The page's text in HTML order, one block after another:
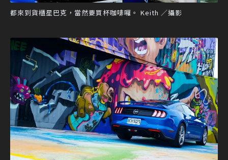
都來到貨櫃星巴克，當然要買杯咖啡囉。 Keith ／攝影